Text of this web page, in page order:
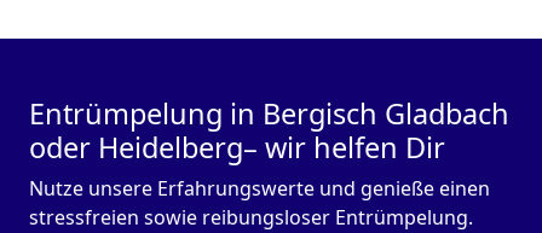
Entrümpelung in Bergisch Gladbach
oder Heidelberg– wir helfen Dir
Nutze unsere Erfahrungswerte und genieße einen
stressfreien sowie reibungsloser Entrümpelung.